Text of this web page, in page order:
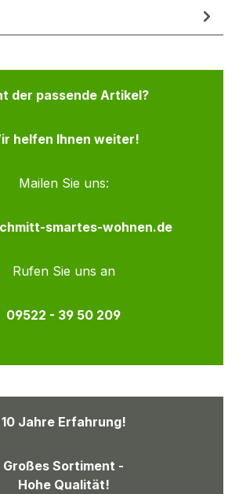
der passende Artikel?
helfen Ihnen weiter!
Mailen Sie uns:
smartes-wohnen.de
Rufen Sie uns an
09522 - 39 50 209
10 Jahre Erfahrung!
Großes Sortiment -
Hohe Qualität!